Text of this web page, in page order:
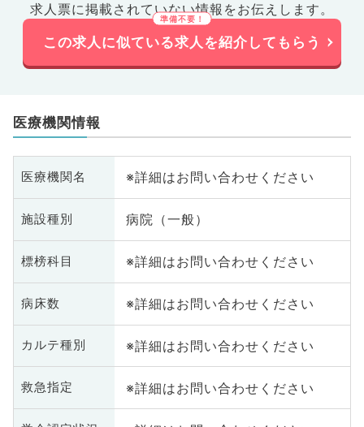
求人票に掲載されていない情報をお伝えします。
この求人に似ている求人を紹介してもらう
医療機関情報
医療機関名 ※詳細はお問い合わせください
施設種別 病院（一般）
標榜科目 ※詳細はお問い合わせください
病床数 ※詳細はお問い合わせください
カルテ種別 ※詳細はお問い合わせください
救急指定 ※詳細はお問い合わせください